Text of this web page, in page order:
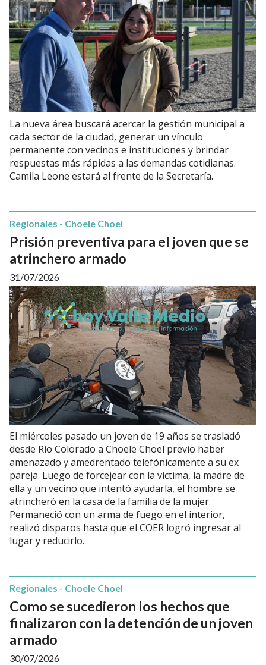
La nueva área buscará acercar la gestión municipal a
cada sector de la ciudad, generar un vínculo
permanente con vecinos e instituciones y brindar
respuestas más rápidas a las demandas cotidianas.
Camila Leone estará al frente de la Secretaría.
Prisión preventiva para el joven que se
atrinchero armado
Regionales - Choele Choel
31/07/2026
El miércoles pasado un joven de 19 años se trasladó
desde Río Colorado a Choele Choel previo haber
amenazado y amedrentado telefónicamente a su ex
pareja. Luego de forcejear con la víctima, la madre de
ella y un vecino que intentó ayudarla, el hombre se
atrincheró en la casa de la familia de la mujer.
Permaneció con un arma de fuego en el interior,
realizó disparos hasta que el COER logró ingresar al
lugar y reducirlo.
Como se sucedieron los hechos que
finalizaron con la detención de un joven
armado
Regionales - Choele Choel
30/07/2026